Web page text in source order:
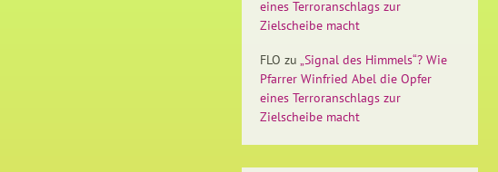
eines Terroranschlags zur
Zielscheibe macht
FLO zu „Signal des Himmels“? Wie
Pfarrer Winfried Abel die Opfer
eines Terroranschlags zur
Zielscheibe macht